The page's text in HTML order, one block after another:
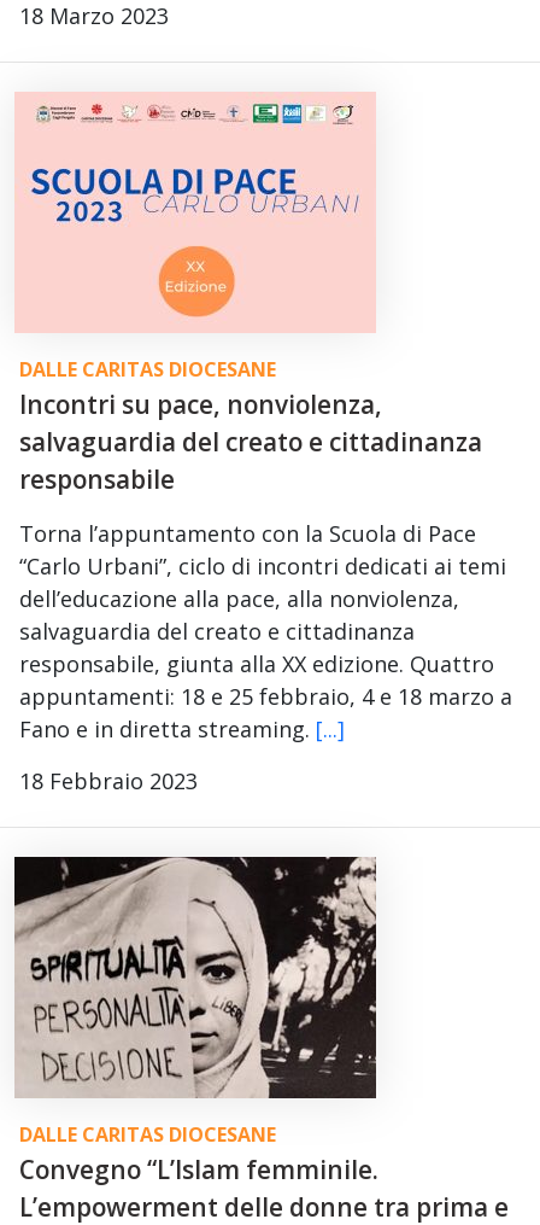
18 Marzo 2023
DALLE CARITAS DIOCESANE
Incontri su pace, nonviolenza,
salvaguardia del creato e cittadinanza
responsabile
Torna l’appuntamento con la Scuola di Pace
“Carlo Urbani”, ciclo di incontri dedicati ai temi
dell’educazione alla pace, alla nonviolenza,
salvaguardia del creato e cittadinanza
responsabile, giunta alla XX edizione. Quattro
appuntamenti: 18 e 25 febbraio, 4 e 18 marzo a
Fano e in diretta streaming. [...]
18 Febbraio 2023
DALLE CARITAS DIOCESANE
Convegno “L’Islam femminile.
L’empowerment delle donne tra prima e